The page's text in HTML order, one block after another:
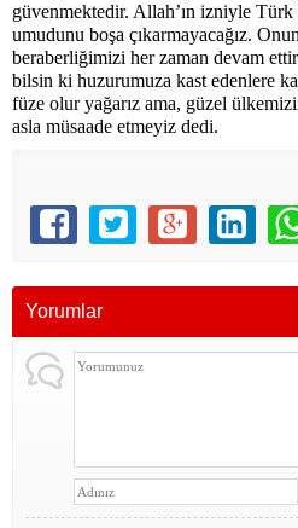
güvenmektedir. Allah’ın izniyle
umudunu boşa çıkarmayacağız.
beraberliğimizi her zaman devam
bilsin ki huzurumuza kast edenlere
füze olur yağarız ama, güzel
asla müsaade etmeyiz dedi.
Yorumlar